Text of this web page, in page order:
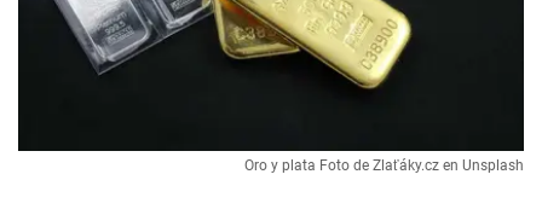
Oro y plata Foto de Zlaťáky.cz en Unsplash